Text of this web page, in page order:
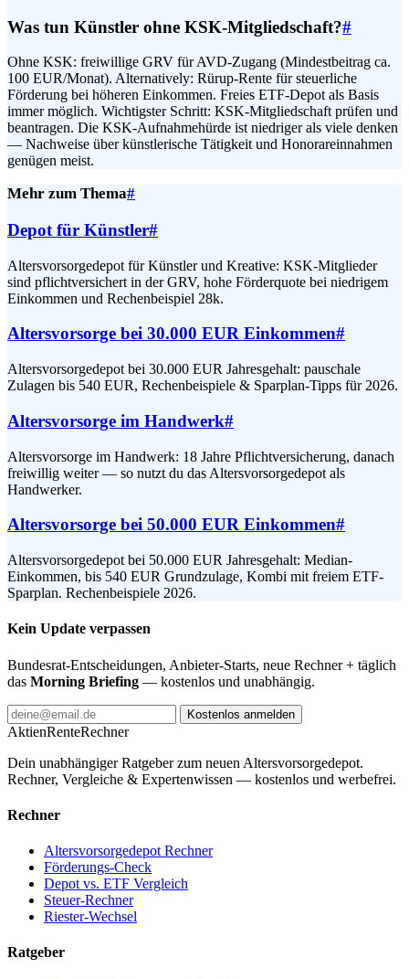
Was tun Künstler ohne KSK-Mitgliedschaft?#
Ohne KSK: freiwillige GRV für AVD-Zugang (Mindestbeitrag ca.
100 EUR/Monat). Alternatively: Rürup-Rente für steuerliche
Förderung bei höheren Einkommen. Freies ETF-Depot als Basis
immer möglich. Wichtigster Schritt: KSK-Mitgliedschaft prüfen und
beantragen. Die KSK-Aufnahmehürde ist niedriger als viele denken
— Nachweise über künstlerische Tätigkeit und Honorareinnahmen
genügen meist.
Mehr zum Thema#
Depot für Künstler#
Altersvorsorgedepot für Künstler und Kreative: KSK-Mitglieder
sind pflichtversichert in der GRV, hohe Förderquote bei niedrigem
Einkommen und Rechenbeispiel 28k.
Altersvorsorge bei 30.000 EUR Einkommen#
Altersvorsorgedepot bei 30.000 EUR Jahresgehalt: pauschale
Zulagen bis 540 EUR, Rechenbeispiele & Sparplan-Tipps für 2026.
Altersvorsorge im Handwerk#
Altersvorsorge im Handwerk: 18 Jahre Pflichtversicherung, danach
freiwillig weiter — so nutzt du das Altersvorsorgedepot als
Handwerker.
Altersvorsorge bei 50.000 EUR Einkommen#
Altersvorsorgedepot bei 50.000 EUR Jahresgehalt: Median-
Einkommen, bis 540 EUR Grundzulage, Kombi mit freiem ETF-
Sparplan. Rechenbeispiele 2026.
Kein Update verpassen
Bundesrat-Entscheidungen, Anbieter-Starts, neue Rechner + täglich
das Morning Briefing — kostenlos und unabhängig.
Kostenlos anmelden
AktienRenteRechner
Dein unabhängiger Ratgeber zum neuen Altersvorsorgedepot.
Rechner, Vergleiche & Expertenwissen — kostenlos und werbefrei.
Rechner
Altersvorsorgedepot Rechner
Förderungs-Check
Depot vs. ETF Vergleich
Steuer-Rechner
Riester-Wechsel
Ratgeber